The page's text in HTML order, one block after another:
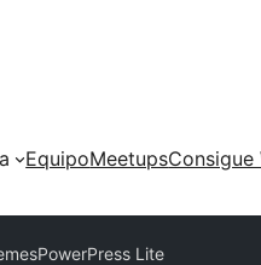
EquipoMeetupsConsigue
PowerPress Lite